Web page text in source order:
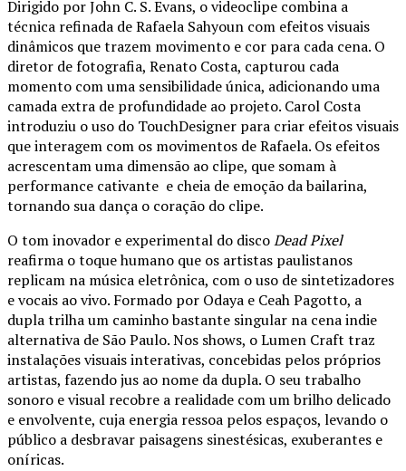
Dirigido por John C. S. Evans, o videoclipe combina a
técnica refinada de Rafaela Sahyoun com efeitos visuais
dinâmicos que trazem movimento e cor para cada cena. O
diretor de fotografia, Renato Costa, capturou cada
momento com uma sensibilidade única, adicionando uma
camada extra de profundidade ao projeto. Carol Costa
introduziu o uso do TouchDesigner para criar efeitos visuais
que interagem com os movimentos de Rafaela. Os efeitos
acrescentam uma dimensão ao clipe, que somam à
performance cativante e cheia de emoção da bailarina,
tornando sua dança o coração do clipe.
O tom inovador e experimental do discoDead Pixel
reafirma o toque humano que os artistas paulistanos
replicam na música eletrônica, com o uso de sintetizadores
e vocais ao vivo. Formado por Odaya e Ceah Pagotto, a
dupla trilha um caminho bastante singular na cena indie
alternativa de São Paulo. Nos shows, o Lumen Craft traz
instalações visuais interativas, concebidas pelos próprios
artistas, fazendo jus ao nome da dupla. O seu trabalho
sonoro e visual recobre a realidade com um brilho delicado
e envolvente, cuja energia ressoa pelos espaços, levando o
público a desbravar paisagens sinestésicas, exuberantes e
oníricas.